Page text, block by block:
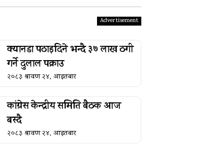
क्यानडा पठाइदिने भन्दै ३७ लाख ठगी
गर्ने दुलाल पक्राउ
२०८३ श्रावण २४, आइतबार
कांग्रेस केन्द्रीय समिति बैठक आज
बस्दै
२०८३ श्रावण २४, आइतबार